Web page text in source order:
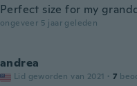
Perfect size for my
ongeveer 5 jaar geleden
andrea
Lid geworden van 2021 · 7